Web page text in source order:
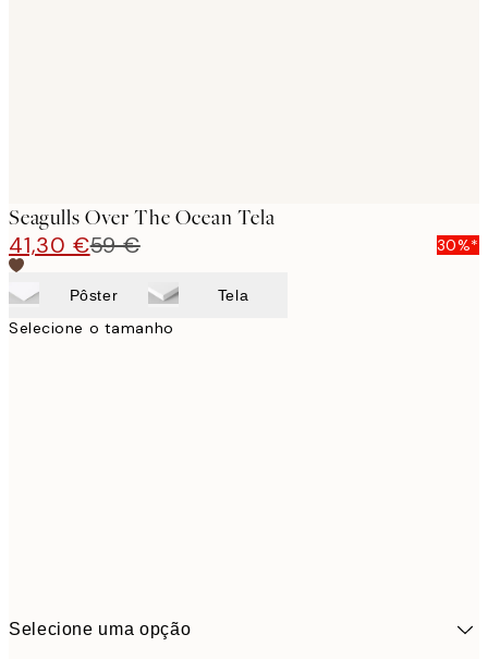
Seagulls Over The Ocean Tela
41,30 €59 € 30%*
Pôster Tela
Selecione o tamanho
Selecione uma opção